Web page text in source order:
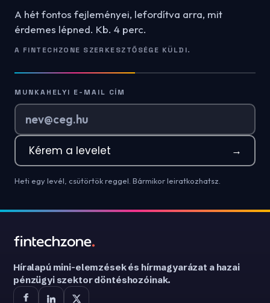
A hét fontos fejleményei, lefordítva arra, mit
érdemes lépned. Kb. 4 perc.
A FINTECHZONE SZERKESZTŐSÉGE KÜLDI.
MUNKAHELYI E-MAIL CÍM
Kérem a levelet →
Heti egy levél, csütörtök reggel. Bármikor leiratkozhatsz.
Híralapú mini-elemzések és hírmagyarázat a hazai
pénzügyi szektor döntéshozóinak.